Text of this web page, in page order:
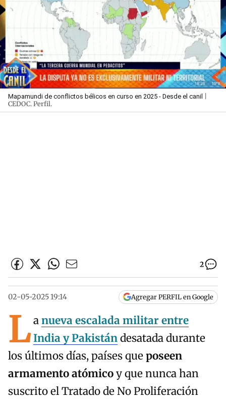
Mapamundi de conflictos bélicos en curso en 2025 - Desde el canil |
CEDOC. Perfil.
2
02-05-2025 19:14 Agregar PERFIL en Google
Lanueva escalada militar entre
India y Pakistándesatada durante
los últimos días, países queposeen
armamento atómicoy que nunca han
suscrito el Tratado de No Proliferación